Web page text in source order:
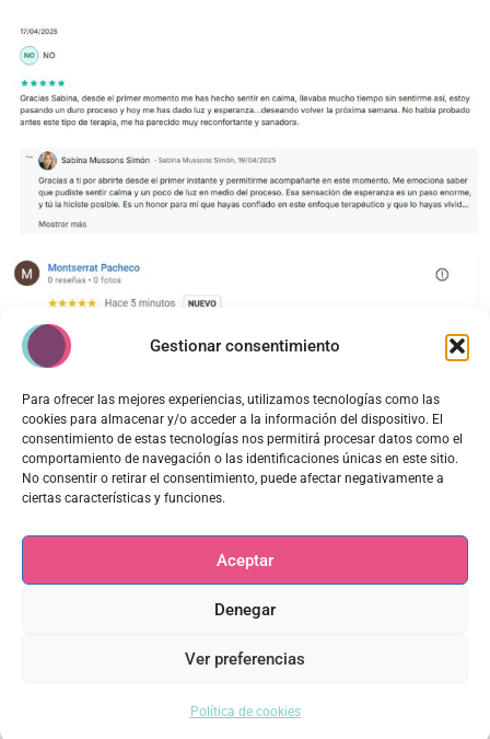
Gestionar consentimiento
Para ofrecer las mejores experiencias, utilizamos tecnologías como las
cookies para almacenar y/o acceder a la información del dispositivo. El
consentimiento de estas tecnologías nos permitirá procesar datos como el
comportamiento de navegación o las identificaciones únicas en este sitio.
No consentir o retirar el consentimiento, puede afectar negativamente a
ciertas características y funciones.
Aceptar
Denegar
Ver preferencias
Política de cookies